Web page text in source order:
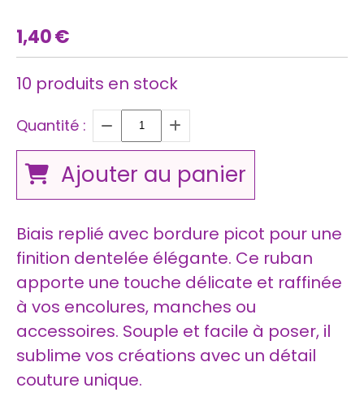
1,40€
10 produits en stock
Quantité :
Ajouter au panier
Biais replié avec bordure picot pour une
finition dentelée élégante. Ce ruban
apporte une touche délicate et raffinée
à vos encolures, manches ou
accessoires. Souple et facile à poser, il
sublime vos créations avec un détail
couture unique.